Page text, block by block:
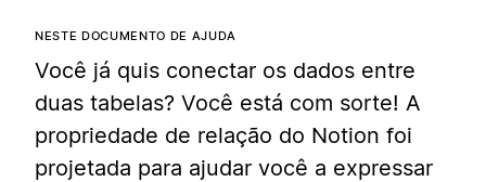
NESTE DOCUMENTO DE AJUDA
Você já quis conectar os dados entre
duas tabelas? Você está com sorte! A
propriedade de relação do Notion foi
projetada para ajudar você a expressar